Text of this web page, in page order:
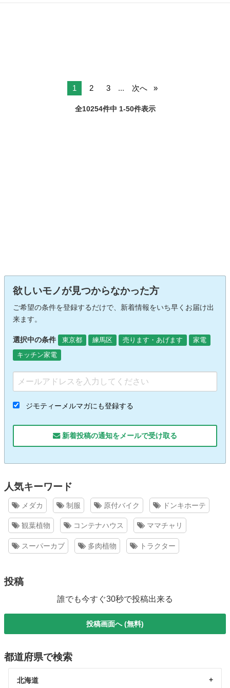
格容量 ：容量 137L（冷凍室 46L 冷蔵室 91L） 年式 ：2016
1 2 3 ... 次へ
全10254件中 1-50件表示
欲しいモノが見つからなかった方
ご希望の条件を登録するだけで、新着情報をいち早くお届け出
来ます。
選択中の条件 東京都 練馬区 売ります・あげます
家電
キッチン家電
ジモティーメルマガにも登録する
新着投稿の通知をメールで受け取る
人気キーワード
メダカ 制服 原付バイク ドンキホーテ
観葉植物 コンテナハウス ママチャリ
スーパーカブ 多肉植物 トラクター
投稿
誰でも今すぐ30秒で投稿出来る
投稿画面へ (無料)
都道府県で検索
北海道